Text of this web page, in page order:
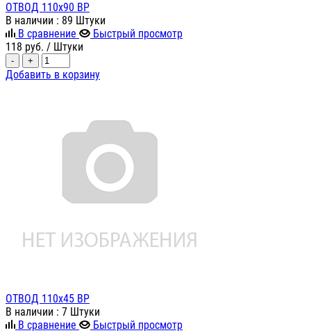
ОТВОД 110х90 ВР
В наличии : 89 Штуки
В сравнение
Быстрый просмотр
118 руб. / Штуки
- +
Добавить в корзину
ОТВОД 110х45 ВР
В наличии : 7 Штуки
В сравнение
Быстрый просмотр